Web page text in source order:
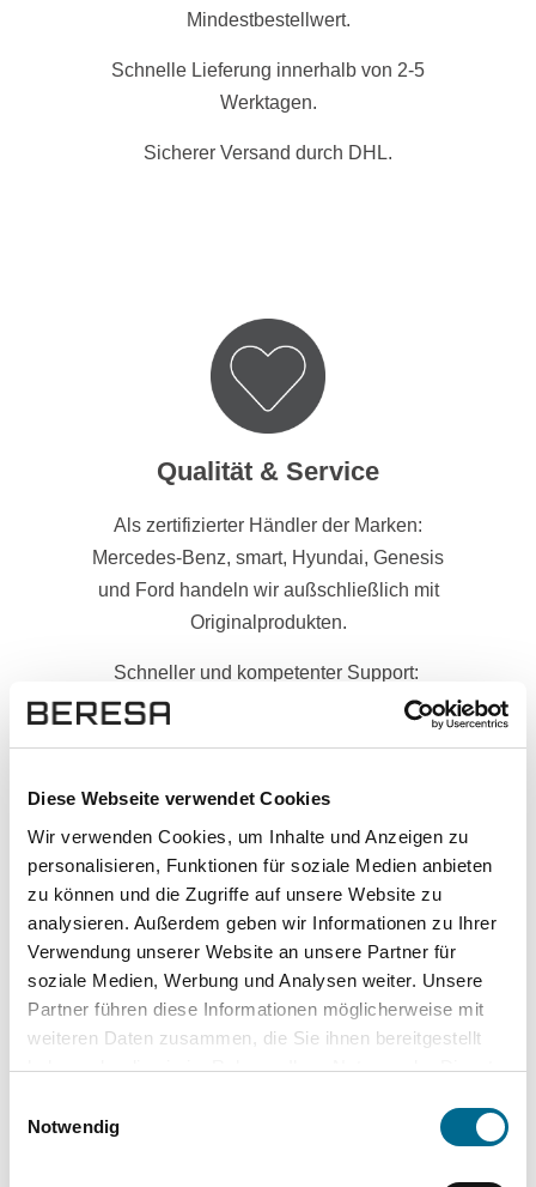
Diese Webseite verwendet Cookies
Wir verwenden Cookies, um Inhalte und Anzeigen zu
personalisieren, Funktionen für soziale Medien anbieten
zu können und die Zugriffe auf unsere Website zu
analysieren. Außerdem geben wir Informationen zu Ihrer
Verwendung unserer Website an unsere Partner für
soziale Medien, Werbung und Analysen weiter. Unsere
Partner führen diese Informationen möglicherweise mit
weiteren Daten zusammen, die Sie ihnen bereitgestellt
haben oder die sie im Rahmen Ihrer Nutzung der Dienste
Cookies, wenn Sie unsere Webseite weiterhin nutzen.
Notwendig
Mindestbestellwert.
Schnelle Lieferung innerhalb von 2-5
Werktagen.
Sicherer Versand durch DHL.
Qualität & Service
Als zertifizierter Händler der Marken:
Mercedes-Benz, smart, Hyundai, Genesis
und Ford handeln wir außschließlich mit
Originalprodukten.
Schneller und kompetenter Support:
Verschlüsselung für besonders sichere
Daten.